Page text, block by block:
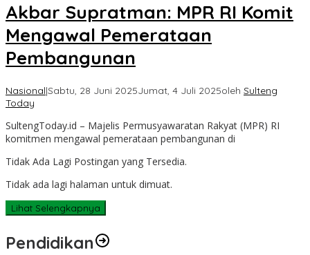
Akbar Supratman: MPR RI Komit
Mengawal Pemerataan
Pembangunan
Nasional|Sabtu, 28 Juni 2025Jumat, 4 Juli 2025oleh Sulteng
Today
SultengToday.id – Majelis Permusyawaratan Rakyat (MPR) RI
komitmen mengawal pemerataan pembangunan di
Tidak Ada Lagi Postingan yang Tersedia.
Tidak ada lagi halaman untuk dimuat.
Lihat Selengkapnya
Pendidikan